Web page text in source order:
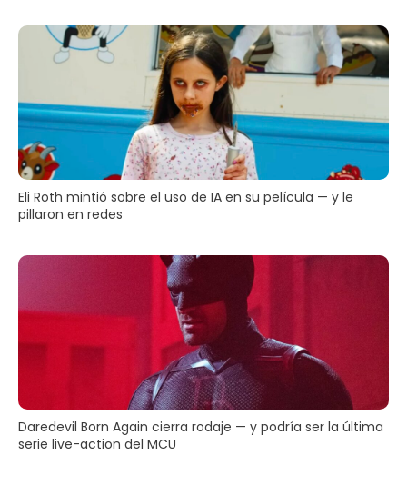
Eli Roth mintió sobre el uso de IA en su película — y le
pillaron en redes
Daredevil Born Again cierra rodaje — y podría ser la última
serie live-action del MCU